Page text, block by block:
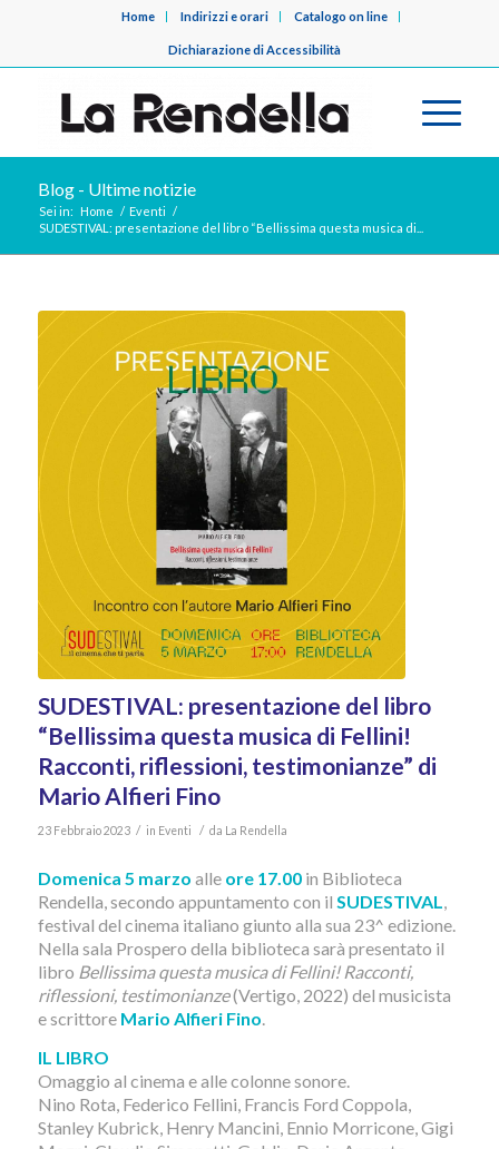
Home Indirizzi e orari Catalogo on line
Dichiarazione di Accessibilità
Blog - Ultime notizie
Sei in: Home / Eventi /
SUDESTIVAL: presentazione del libro “Bellissima questa musica di...
SUDESTIVAL: presentazione del libro
“Bellissima questa musica di Fellini!
Racconti, riflessioni, testimonianze” di
Mario Alfieri Fino
23 Febbraio 2023 / in Eventi / da La Rendella
Domenica 5 marzo alleore 17.00in Biblioteca
Rendella, secondo appuntamento con il SUDESTIVAL,
festival del cinema italiano giunto alla sua 23^ edizione.
Nella sala Prospero della biblioteca sarà presentato il
libro Bellissima questa musica di Fellini! Racconti,
riflessioni, testimonianze(Vertigo, 2022) del musicista
e scrittore Mario Alfieri Fino.
IL LIBRO
Omaggio al cinema e alle colonne sonore.
Nino Rota, Federico Fellini, Francis Ford Coppola,
Stanley Kubrick, Henry Mancini, Ennio Morricone, Gigi